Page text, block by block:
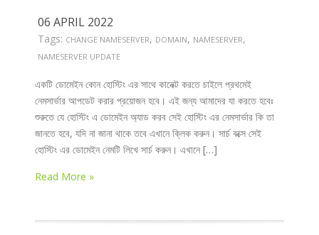
06 APRIL 2022
Tags: CHANGE NAMESERVER, DOMAIN, NAMESERVER,
NAMESERVER UPDATE
একটি ডোমেইন কোন হোস্টিং এর সাথে কানেক্ট করতে চাইলে প্রথমেই
নেমসার্ভার আপডেট করার প্রয়োজন হবে। এই জন্য আমাদের যা করতে হবেঃ
শুরুতে যে হোস্টিং এ ডোমেইন অ্যাড করব সেই হোস্টিং এর নেমসার্ভার কি তা
জানতে হবে, যদি না জানা থাকে তবে এখানে ক্লিক করুন। সার্চ বক্সে সেই
হোস্টিং এর ডোমেইন নেমটি লিখে সার্চ করুন। এখানে […]
Read More »